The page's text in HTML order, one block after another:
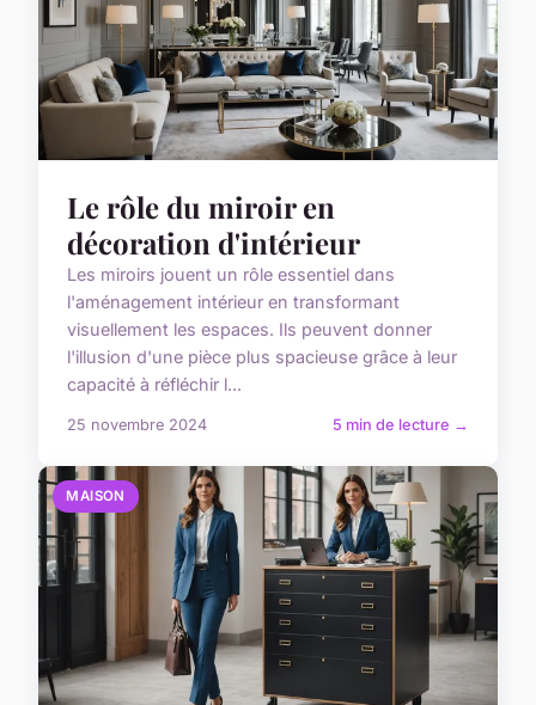
Le rôle du miroir en
décoration d'intérieur
Les miroirs jouent un rôle essentiel dans
l'aménagement intérieur en transformant
visuellement les espaces. Ils peuvent donner
l'illusion d'une pièce plus spacieuse grâce à leur
capacité à réfléchir l...
25 novembre 2024 5 min de lecture →
MAISON